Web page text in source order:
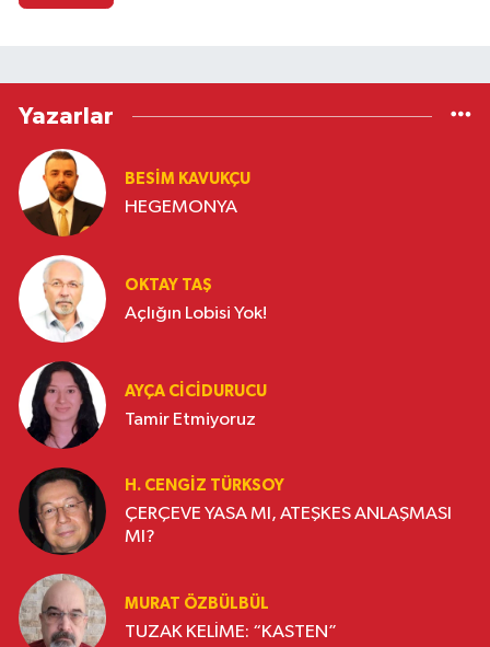
Yazarlar
BESIM KAVUKÇU
HEGEMONYA
OKTAY TAŞ
Açlığın Lobisi Yok!
AYÇA CICIDURUCU
Tamir Etmiyoruz
H. CENGIZ TÜRKSOY
ÇERÇEVE YASA MI, ATEŞKES ANLAŞMASI
MI?
MURAT ÖZBÜLBÜL
TUZAK KELİME: “KASTEN”